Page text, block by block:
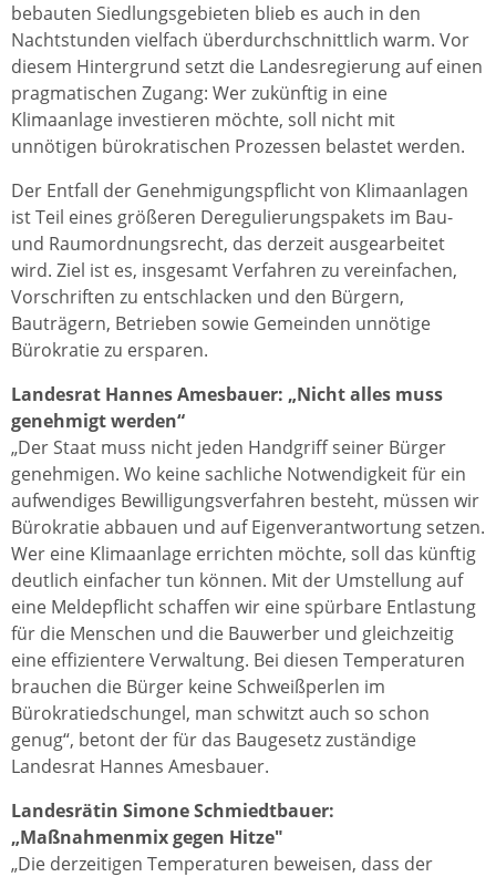
bebauten Siedlungsgebieten blieb es auch in den
Nachtstunden vielfach überdurchschnittlich warm. Vor
diesem Hintergrund setzt die Landesregierung auf einen
pragmatischen Zugang: Wer zukünftig in eine
Klimaanlage investieren möchte, soll nicht mit
unnötigen bürokratischen Prozessen belastet werden.
Der Entfall der Genehmigungspflicht von Klimaanlagen
ist Teil eines größeren Deregulierungspakets im Bau-
und Raumordnungsrecht, das derzeit ausgearbeitet
wird. Ziel ist es, insgesamt Verfahren zu vereinfachen,
Vorschriften zu entschlacken und den Bürgern,
Bauträgern, Betrieben sowie Gemeinden unnötige
Bürokratie zu ersparen.
Landesrat Hannes Amesbauer: „Nicht alles muss
genehmigt werden“
„Der Staat muss nicht jeden Handgriff seiner Bürger
genehmigen. Wo keine sachliche Notwendigkeit für ein
aufwendiges Bewilligungsverfahren besteht, müssen wir
Bürokratie abbauen und auf Eigenverantwortung setzen.
Wer eine Klimaanlage errichten möchte, soll das künftig
deutlich einfacher tun können. Mit der Umstellung auf
eine Meldepflicht schaffen wir eine spürbare Entlastung
für die Menschen und die Bauwerber und gleichzeitig
eine effizientere Verwaltung. Bei diesen Temperaturen
brauchen die Bürger keine Schweißperlen im
Bürokratiedschungel, man schwitzt auch so schon
genug“, betont der für das Baugesetz zuständige
Landesrat Hannes Amesbauer.
Landesrätin Simone Schmiedtbauer:
„Maßnahmenmix gegen Hitze"
„Die derzeitigen Temperaturen beweisen, dass der